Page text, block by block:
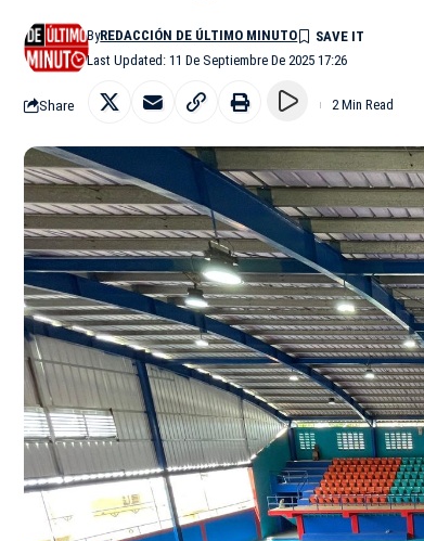
Last Updated: 11 De Septiembre De 2025 17:26
ByREDACCIÓN DE ÚLTIMO MINUTO
Share 2 Min Read